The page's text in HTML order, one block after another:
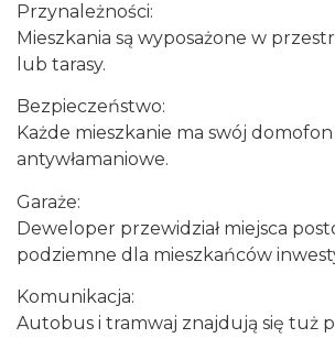
Przynależności:
Mieszkania są wyposażone w
lub tarasy.
Bezpieczeństwo:
Każde mieszkanie ma swój
antywłamaniowe.
Garaże:
Deweloper przewidział miejsca
podziemne dla mieszkańców
Komunikacja:
Autobus i tramwaj znajdują się tuż